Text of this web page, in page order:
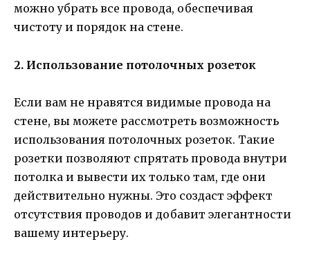
можно убрать все провода, обеспечивая
чистоту и порядок на стене.
2. Использование потолочных розеток
Если вам не нравятся видимые провода на
стене, вы можете рассмотреть возможность
использования потолочных розеток. Такие
розетки позволяют спрятать провода внутри
потолка и вывести их только там, где они
действительно нужны. Это создаст эффект
отсутствия проводов и добавит элегантности
вашему интерьеру.